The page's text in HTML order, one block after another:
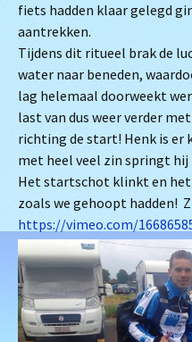
fiets hadden klaar gelegd
aantrekken.
Tijdens dit ritueel brak de
water naar beneden,
lag helemaal doorweekt
last van dus weer verder
richting de start! Henk is er
met heel veel zin springt
Het startschot klinkt en
zoals we gehoopt hadden!
https://vimeo.com/